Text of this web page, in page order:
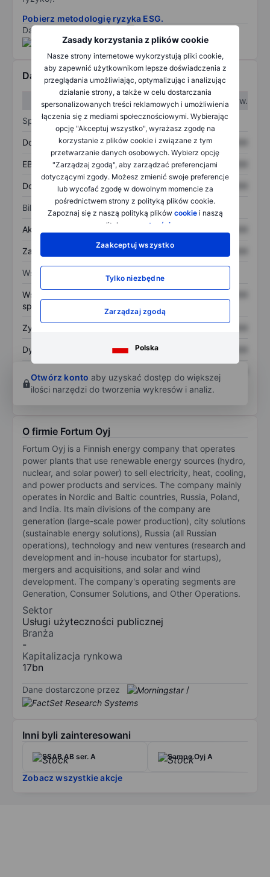
Zasady korzystania z plików cookie
Nasze strony internetowe wykorzystują pliki cookie,
aby zapewnić użytkownikom lepsze doświadczenia z
przeglądania umożliwiając, optymalizując i analizując
działanie strony, a także w celu dostarczania
spersonalizowanych treści reklamowych i umożliwienia
łączenia się z mediami społecznościowymi. Wybierając
opcję "Akceptuj wszystko", wyrażasz zgodę na
korzystanie z plików cookie i związane z tym
przetwarzanie danych osobowych. Wybierz opcję
"Zarządzaj zgodą", aby zarządzać preferencjami
dotyczącymi zgody. Możesz zmienić swoje preferencje
lub wycofać zgodę w dowolnym momencie za
pośrednictwem strony z polityką plików cookie.
Zapoznaj się z naszą polityką plików cookiei naszą
polityką
prywatności
Zaakceptuj wszystko
Tylko niezbędne
Zarządzaj zgodą
Polska
Pobierz metodologię ryzyka ESG.
Dane dostarczone przez
Dane finansowe
W I kw.
W II kw.
Sprawozdanie z zysków
Dochód XXXXXXX XXXXXXX
EBITDA XXXXXXX XXXXXXX
Dochód netto XXXXXXX XXXXXXX
Bilans
Aktywa ogółem
Zadłużenie ogółem XXXXXXX
Wskaźniki
Współczynnik cena do
sprzedaży
Zysk na akcję
Dywidenda na akcję XXXXXXX
własnego
Otwórz konto aby uzyskać dostęp do większej
ilości narzędzi do tworzenia wykresów i analiz.
O firmie Fortum Oyj
Fortum Oyj is a Finnish energy company that operates
power plants that use renewable energy sources (hydro,
nuclear, and solar power) to sell electricity, heat, cooling,
and power products and services. The company mainly
operates in Nordic and Baltic countries, Russia, Poland,
and India. Its main divisions of the company are
generation (large-scale power production), city solutions
(sustainable energy solutions), Russia (all Russian
operations), technology and new ventures (research and
development and in-house incubator for startups),
mergers and acquisitions, and solar and wind
development. The company's operating segments are
Generation, Consumer Solutions, and Other Operations.
Sektor
Usługi użyteczności publicznej
Branża
-
Kapitalizacja rynkowa
17bn
Dane dostarczone przez /
Inni byli zainteresowani
SSAB AB ser. A Sampo Oyj A
Zobacz wszystkie akcje